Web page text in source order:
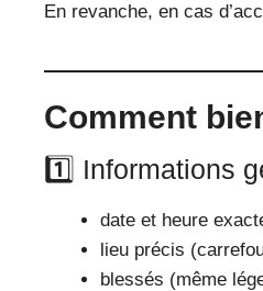
En revanche, en cas
Comment
1️⃣ Informations
date et heure
lieu précis
blessés (même